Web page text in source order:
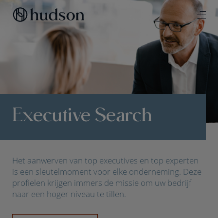
Executive Search
Het aanwerven van top executives en top experten
is een sleutelmoment voor elke onderneming. Deze
profielen krijgen immers de missie om uw bedrijf
naar een hoger niveau te tillen.